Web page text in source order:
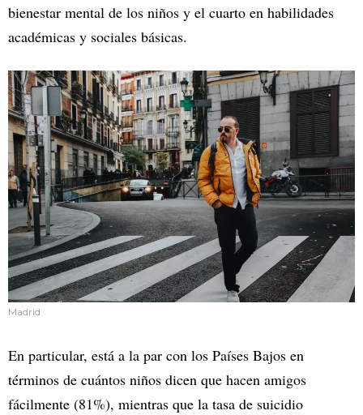
bienestar mental de los niños y el cuarto en habilidades
académicas y sociales básicas.
Madrid
En particular, está a la par con los Países Bajos en
términos de cuántos niños dicen que hacen amigos
fácilmente (81%), mientras que la tasa de suicidio